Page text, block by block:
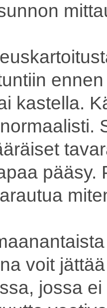
kastella.
pääsy.
voit
jossa